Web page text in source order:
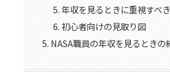
年収を見るときに重視すべ
初心者向けの見取り図
NASA職員の年収を見るときの